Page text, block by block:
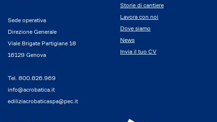
Sede operativa
Direzione Generale
Viale Brigate Partigiane 18
16129 Genova
Tel. 800.826.969
info@acrobatica.it
ediliziacrobaticaspa@pec.it
Storie di cantiere
Lavora con noi
Dove siamo
News
Invia il tuo CV